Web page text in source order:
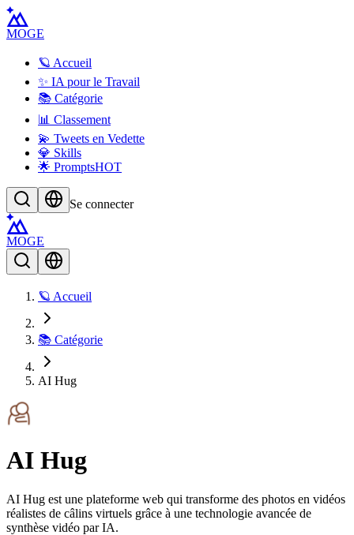
MOGE
🪐 Accueil
✨ IA pour le Travail
📚 Catégorie
📊 Classement
💫 Tweets en Vedette
💎 Skills
🌟 PromptsHOT
Se connecter
MOGE
🪐 Accueil
📚 Catégorie
AI Hug
AI Hug
AI Hug est une plateforme web qui transforme des photos en vidéos
réalistes de câlins virtuels grâce à une technologie avancée de
synthèse vidéo par IA.